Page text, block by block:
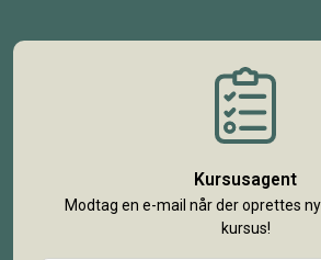
Kursusagent
Modtag en e-mail når der oprettes
kursus!